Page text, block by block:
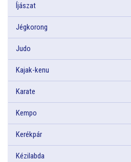
Íjászat
Jégkorong
Judo
Kajak-kenu
Karate
Kempo
Kerékpár
Kézilabda